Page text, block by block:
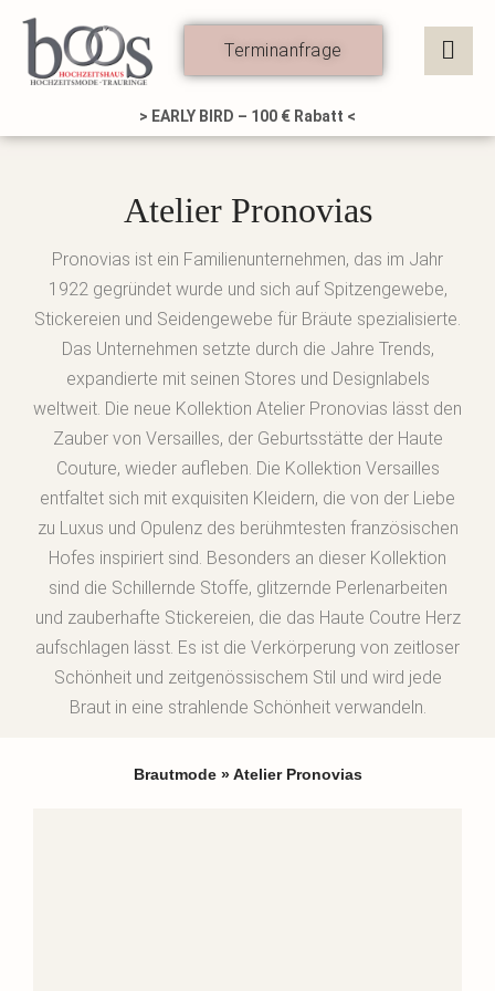
Zum
Inhalt
springen
Terminanfrage
> EARLY BIRD – 100 € Rabatt <
Atelier Pronovias
Pronovias ist ein Familienunternehmen, das im Jahr
1922 gegründet wurde und sich auf Spitzengewebe,
Stickereien und Seidengewebe für Bräute spezialisierte.
Das Unternehmen setzte durch die Jahre Trends,
expandierte mit seinen Stores und Designlabels
weltweit. Die neue Kollektion Atelier Pronovias lässt den
Zauber von Versailles, der Geburtsstätte der Haute
Couture, wieder aufleben. Die Kollektion Versailles
entfaltet sich mit exquisiten Kleidern, die von der Liebe
zu Luxus und Opulenz des berühmtesten französischen
Hofes inspiriert sind. Besonders an dieser Kollektion
sind die Schillernde Stoffe, glitzernde Perlenarbeiten
und zauberhafte Stickereien, die das Haute Coutre Herz
aufschlagen lässt. Es ist die Verkörperung von zeitloser
Schönheit und zeitgenössischem Stil und wird jede
Braut in eine strahlende Schönheit verwandeln.
Brautmode» Atelier Pronovias